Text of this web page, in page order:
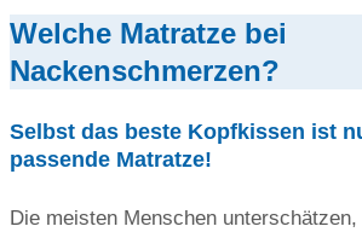
Welche Matratze bei
Nackenschmerzen?
Selbst das beste Kopfkissen ist
passende Matratze!
Die meisten Menschen